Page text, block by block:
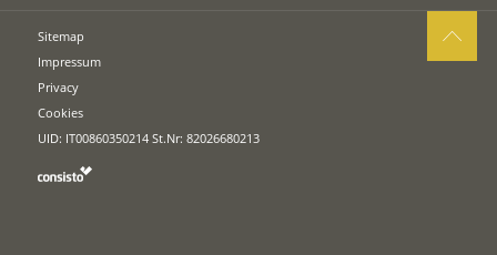
Sitemap
Impressum
Privacy
Cookies
UID: IT00860350214 St.Nr: 82026680213